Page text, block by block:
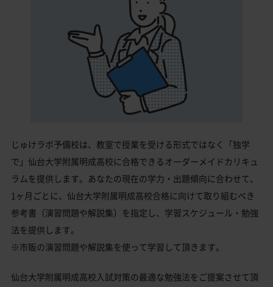
じゅけラボ予備校は、教室で授業を受ける形式ではなく「独学
で」仙台大学附属明成高校に合格できるオーダーメイドカリキュ
ラムを提供します。あなたの現在の学力・出題傾向に合わせて、
1ヶ月ごとに、仙台大学附属明成高校合格に向けて取り組むべき
参考書（演習問題や解説集）を指定し、学習スケジュール・勉強
法を提供します。
※市販の演習問題や解説集を使って学習して頂きます。
仙台大学附属明成高校入試対策の最適な勉強法をご提案させて頂